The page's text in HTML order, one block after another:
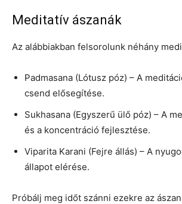
Meditatív ászanák
Az alábbiakban felsorolunk néhány
Padmasana (Lótusz póz) – A
csend elősegítése.
Sukhasana (Egyszerű ülő póz) – A
és a koncentráció fejlesztése.
Viparita Karani (Fejre állás) – A
állapot elérése.
Próbálj meg időt szánni ezekre az